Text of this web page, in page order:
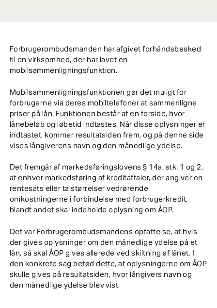
Forbrugerombudsmanden har afgivet forhåndsbesked
til en virksomhed, der har lavet en
mobilsammenligningsfunktion.
Mobilsammenligningsfunktionen gør det muligt for
forbrugerne via deres mobiltelefoner at sammenligne
priser på lån. Funktionen består af en forside, hvor
lånebeløb og løbetid indtastes. Når disse oplysninger er
indtastet, kommer resultatsiden frem, og på denne side
vises långiverens navn og den månedlige ydelse.
Det fremgår af markedsføringslovens § 14a, stk. 1 og 2,
at enhver markedsføring af kreditaftaler, der angiver en
rentesats eller talstørrelser vedrørende
omkostningerne i forbindelse med forbrugerkredit,
blandt andet skal indeholde oplysning om ÅOP.
Det var Forbrugerombudsmandens opfattelse, at hvis
der gives oplysninger om den månedlige ydelse på et
lån, så skal ÅOP gives allerede ved skiltning af lånet. I
den konkrete sag betød dette, at oplysningerne om ÅOP
skulle gives på resultatsiden, hvor långivers navn og
den månedlige ydelse blev vist.